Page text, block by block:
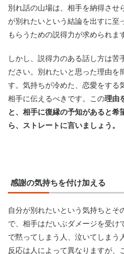
別れ話の山場は、相手を納得させ
が別れたいという結論を出すに至
もらうための説得力が求められま
しかし、説得力のある話し方は苦
ださい。別れたいと思った理由を
す。気持ちが冷めた、恋愛をする
相手に伝えるべきです。この理由
と、相手に復縁の予知があると希
ら、ストレートに言いましょう。
感謝の気持ちを付け加える
自分が別れたいという気持ちとそ
で、相手はだいぶダメージを受け
で黙ってしまう人、泣いてしまう
反応は人によって異なりますが、